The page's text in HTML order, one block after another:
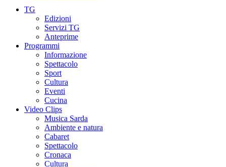
TG
Edizioni
Servizi TG
Anteprime
Programmi
Informazione
Spettacolo
Sport
Cultura
Eventi
Cucina
Video Clips
Musica Sarda
Ambiente e natura
Cabaret
Spettacolo
Cronaca
Cultura